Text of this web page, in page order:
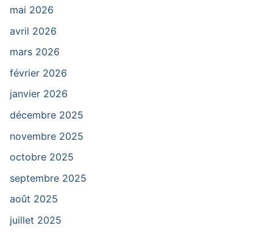
mai 2026
avril 2026
mars 2026
février 2026
janvier 2026
décembre 2025
novembre 2025
octobre 2025
septembre 2025
août 2025
juillet 2025